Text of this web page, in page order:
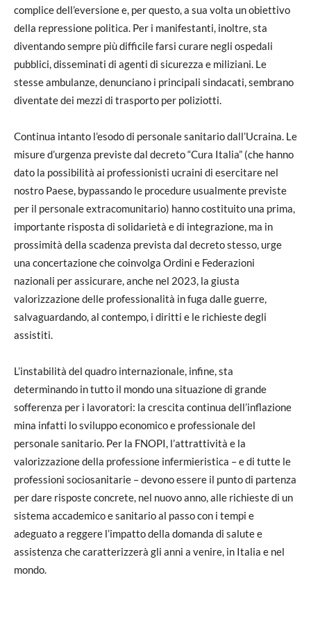
complice dell’eversione e, per questo, a sua volta un obiettivo
della repressione politica. Per i manifestanti, inoltre, sta
diventando sempre più difficile farsi curare negli ospedali
pubblici, disseminati di agenti di sicurezza e miliziani. Le
stesse ambulanze, denunciano i principali sindacati, sembrano
diventate dei mezzi di trasporto per poliziotti.
Continua intanto l’esodo di personale sanitario dall’Ucraina. Le
misure d’urgenza previste dal decreto “Cura Italia” (che hanno
dato la possibilità ai professionisti ucraini di esercitare nel
nostro Paese, bypassando le procedure usualmente previste
per il personale extracomunitario) hanno costituito una prima,
importante risposta di solidarietà e di integrazione, ma in
prossimità della scadenza prevista dal decreto stesso, urge
una concertazione che coinvolga Ordini e Federazioni
nazionali per assicurare, anche nel 2023, la giusta
valorizzazione delle professionalità in fuga dalle guerre,
salvaguardando, al contempo, i diritti e le richieste degli
assistiti.
L’instabilità del quadro internazionale, infine, sta
determinando in tutto il mondo una situazione di grande
sofferenza per i lavoratori: la crescita continua dell’inflazione
mina infatti lo sviluppo economico e professionale del
personale sanitario. Per la FNOPI, l’attrattività e la
valorizzazione della professione infermieristica – e di tutte le
professioni sociosanitarie – devono essere il punto di partenza
per dare risposte concrete, nel nuovo anno, alle richieste di un
sistema accademico e sanitario al passo con i tempi e
adeguato a reggere l’impatto della domanda di salute e
assistenza che caratterizzerà gli anni a venire, in Italia e nel
mondo.